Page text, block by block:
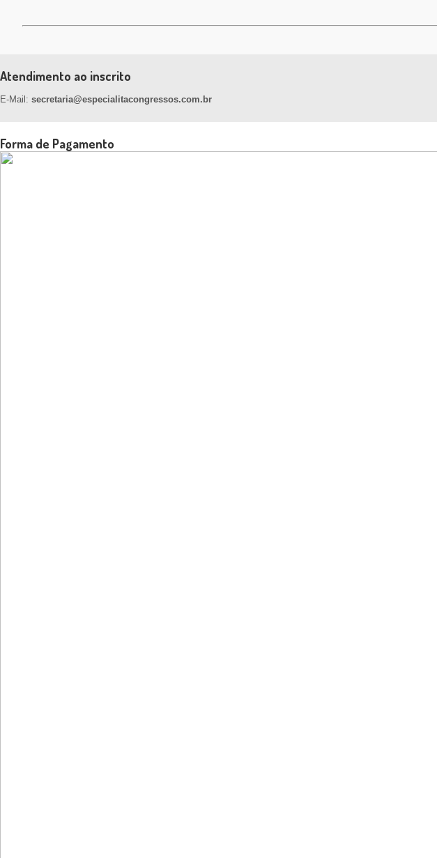
Atendimento ao inscrito
E-Mail: secretaria@especialitacongressos.com.br
Forma de Pagamento